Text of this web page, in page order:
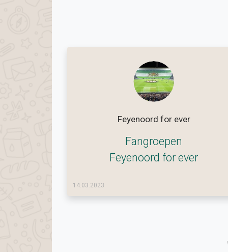
Feyenoord for ever
Fangroepen
Feyenoord for ever
14.03.2023